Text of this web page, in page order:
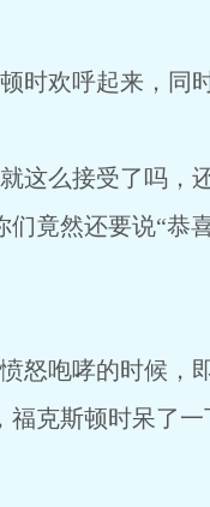
起来，同时对
受了吗，还有
们竟然还要说“恭
的时候，即使
福克斯顿时呆了